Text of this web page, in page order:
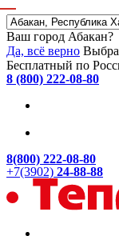
Ваш город Абакан?
Да, всё верно
Бесплатный по
8 (800) 222-08-80
8(800) 222-08-80
+7(3902) 24-88-88